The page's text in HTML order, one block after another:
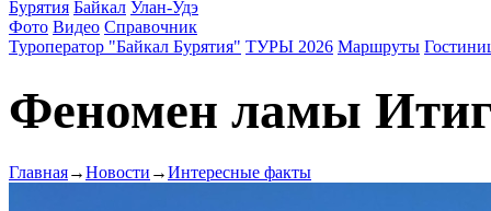
Бурятия Байкал Улан-Удэ
Фото Видео Справочник
Туроператор "Байкал Бурятия" ТУРЫ 2026 Маршруты
Феномен ламы
Главная→Новости →Интересные факты